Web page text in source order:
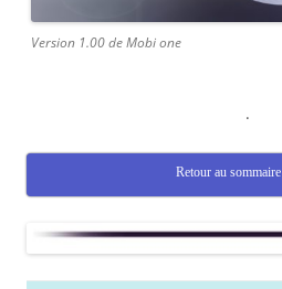
Version 1.00 de Mobi one
.
Retour au sommaire